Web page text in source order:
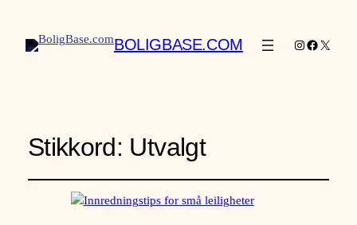
BOLIGBASE.COM Instagram
Facebook
X
Stikkord: Utvalgt